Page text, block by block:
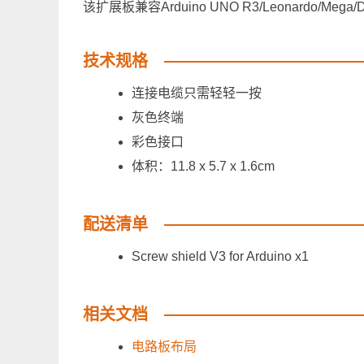
该扩展板兼容Arduino UNO R3/Leonardo/Mega/
技术规格
连接电缆只需轻轻一按
灰色终端
彩色接口
体积：11.8 x 5.7 x 1.6cm
配送清单
Screw shield V3 for Arduino x1
相关文档
电路板布局